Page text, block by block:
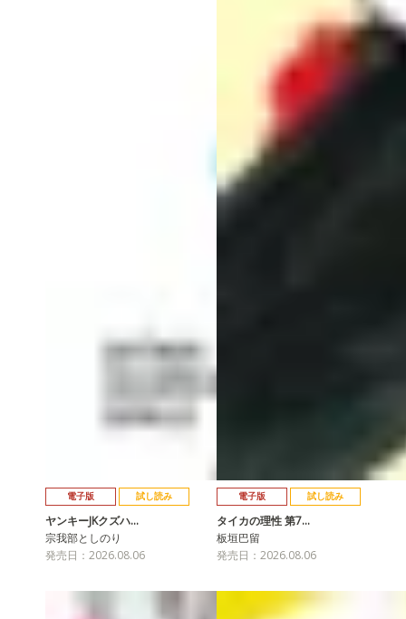
電子版 試し読み
ヤンキーJKクズハ…
宗我部としのり
発売日：2026.08.06
電子版 試し読み
タイカの理性 第7…
板垣巴留
発売日：2026.08.06